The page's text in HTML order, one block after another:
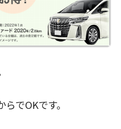
でOKです。